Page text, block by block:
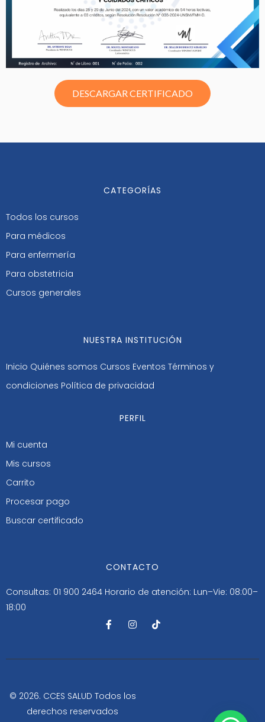
DESCARGAR CERTIFICADO
CATEGORÍAS
Todos los cursos
Para médicos
Para enfermería
Para obstetricia
Cursos generales
NUESTRA INSTITUCIÓN
Inicio Quiénes somos Cursos Eventos Términos y
condiciones Política de privacidad
PERFIL
Mi cuenta
Mis cursos
Carrito
Procesar pago
Buscar certificado
CONTACTO
Consultas: 01 900 2464 Horario de atención: Lun–Vie: 08:00–
18:00
F
a
b
-
I
n
a
m
T
i
o
© 2026. CCES SALUD Todos los
derechos reservados